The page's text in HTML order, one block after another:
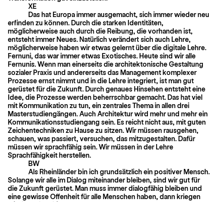
XE
Das hat Europa immer ausgemacht, sich immer wieder neu
erfinden zu können. Durch die starken Identitäten,
möglicherweise auch durch die Reibung, die vor­handen ist,
entsteht immer Neues. Natürlich verändert sich auch Lehre,
möglicherweise haben wir etwas gelernt über die digitale Lehre.
Fernuni, das war immer etwas Exotisches. Heute sind wir alle
Fernunis. Wenn man einerseits die architektonische Gestaltung
sozialer Praxis und andererseits das Management komplexer
Prozesse ernst nimmt und in die Lehre integriert, ist man gut
gerüstet für die Zukunft. Durch genaues Hinsehen entsteht eine
Idee, die Prozesse werden beherrschbar gemacht. Das hat viel
mit Kommunikation zu tun, ein zentrales Thema in allen drei
Masterstudiengängen. Auch Architektur wird mehr und mehr ein
Kommunikationsstudiengang sein. Es reicht nicht aus, mit guten
Zeichentechniken zu Hause zu sitzen. Wir müssen rausgehen,
schauen, was passiert, versuchen, das mitzugestalten. Dafür
müssen wir sprachfähig sein. Wir müssen in der Lehre
Sprachfähigkeit herstellen.
BW
Als Rheinländer bin ich grundsätzlich ein positiver Mensch.
Solange wir alle im Dialog miteinander bleiben, sind wir gut für
die Zukunft gerüstet. Man muss immer dialogfähig bleiben und
eine gewisse Offenheit für alle Menschen haben, dann kriegen